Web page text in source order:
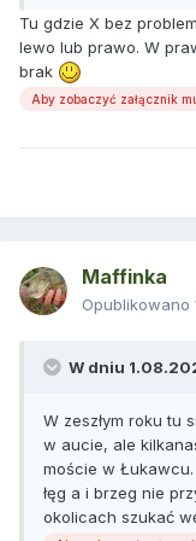
Tu gdzie X bez
lewo lub prawo. W
brak
Aby zobaczyć załącznik
Maffinka
Opublikowano
W dniu
W zeszłym roku tu
w aucie, ale
moście w
łęg a i brzeg nie
okolicach szukać